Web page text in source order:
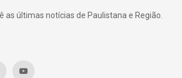
as últimas notícias de Paulistana e Região.